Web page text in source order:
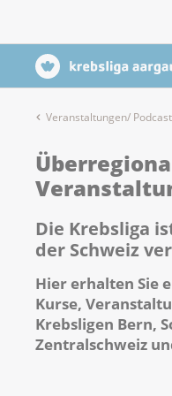
Veranstaltungen/
Die Krebsliga
der Schweiz
Hier erhalten Sie
Kurse,
Krebsligen Bern,
Zentralschweiz